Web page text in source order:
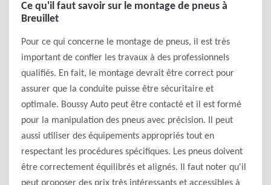
Ce qu'il faut savoir sur le montage de pneus à
Breuillet
Pour ce qui concerne le montage de pneus, il est très
important de confier les travaux à des professionnels
qualifiés. En fait, le montage devrait être correct pour
assurer que la conduite puisse être sécuritaire et
optimale. Boussy Auto peut être contacté et il est formé
pour la manipulation des pneus avec précision. Il peut
aussi utiliser des équipements appropriés tout en
respectant les procédures spécifiques. Les pneus doivent
être correctement équilibrés et alignés. Il faut noter qu'il